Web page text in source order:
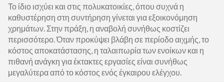
Το ίδιο ισχύει και στις πολυκατοικίες, όπου συχνά η
καθυστέρηση στη συντήρηση γίνεται για εξοικονόμηση
χρημάτων. Στην πράξη, η αναβολή συνήθως κοστίζει
περισσότερο. Όταν προκύψει βλάβη σε περίοδο αιχμής, το
κόστος αποκατάστασης, η ταλαιπωρία των ενοίκων και η
πιθανή ανάγκη για έκτακτες εργασίες είναι συνήθως
μεγαλύτερα από το κόστος ενός έγκαιρου ελέγχου.